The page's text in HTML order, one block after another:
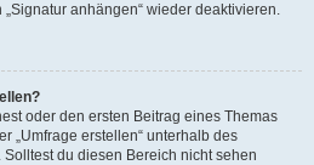
anhängen“ wieder deaktivieren.
oder den ersten Beitrag eines Themas
„Umfrage erstellen“ unterhalb des
du diesen Bereich nicht sehen